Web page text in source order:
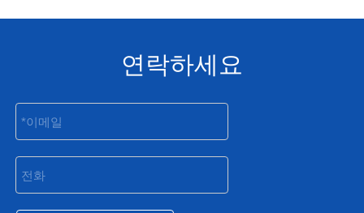
연락하세요